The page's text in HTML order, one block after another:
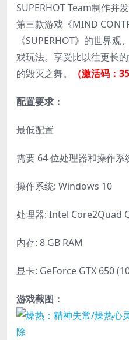
SUPERHOT Team制作并
第三款游戏《MIND
《SUPERHOT》的世界
戏玩法。享受比以往更长
的毁灭之舞。
（激活码：
配置要求：
最低配置
需要 64 位处理器和操作系
操作系统: Windows 10
处理器: Intel Core2Quad
内存: 8 GB RAM
显卡: GeForce GTX 650
游戏截图：